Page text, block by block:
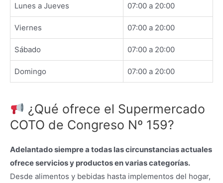
Lunes a Jueves 07:00 a 20:00
Viernes 07:00 a 20:00
Sábado 07:00 a 20:00
Domingo 07:00 a 20:00
¿Qué ofrece el Supermercado
COTO de Congreso Nº 159?
Adelantado siempre a todas las circunstancias actuales
ofrece servicios y productos en varias categorías.
Desde alimentos y bebidas hasta implementos del hogar,